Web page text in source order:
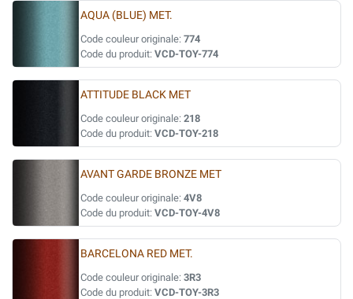
AQUA (BLUE) MET.
Code couleur originale: 774
Code du produit: VCD-TOY-774
ATTITUDE BLACK MET
Code couleur originale: 218
Code du produit: VCD-TOY-218
AVANT GARDE BRONZE MET
Code couleur originale: 4V8
Code du produit: VCD-TOY-4V8
BARCELONA RED MET.
Code couleur originale: 3R3
Code du produit: VCD-TOY-3R3